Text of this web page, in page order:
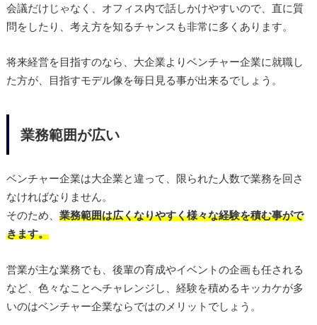
会議だけじゃなく、オフィス内で話しかけやすいので、直に質
問をしたり、考え方を知るチャンスも非常に多くあります。
将来経営を目指すのなら、大企業よりベンチャー企業に就職し
た方が、目指すモデル像を毎日見る事が出来るでしょう。
業務範囲が広い
ベンチャー企業は大企業と違って、限られた人数で業務を回さ
なければなりません。
そのため、 業務範囲は広くなりやすく様々な経験を積む事がで
きます。
営業が主な業務でも、後輩の育成やイベントの企画も任される
など、色々なことへチャレンジし、経験を積めるキッカケが多
いのはベンチャー企業ならではのメリットでしょう。